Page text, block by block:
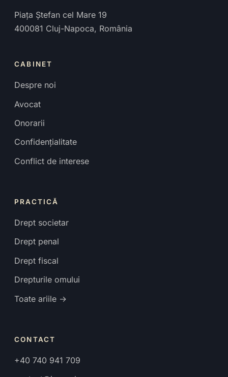
Piața Ștefan cel Mare 19
400081 Cluj-Napoca, România
CABINET
Despre noi
Avocat
Onorarii
Confidențialitate
Conflict de interese
PRACTICĂ
Drept societar
Drept penal
Drept fiscal
Drepturile omului
Toate ariile →
CONTACT
+40 740 941 709